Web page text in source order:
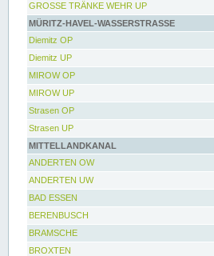
GROSSE TRÄNKE WEHR UP
MÜRITZ-HAVEL-WASSERSTRASSE
Diemitz OP
Diemitz UP
MIROW OP
MIROW UP
Strasen OP
Strasen UP
MITTELLANDKANAL
ANDERTEN OW
ANDERTEN UW
BAD ESSEN
BERENBUSCH
BRAMSCHE
BROXTEN